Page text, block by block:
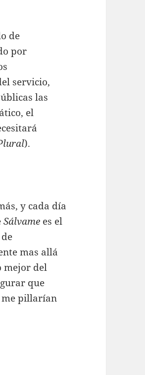
de
por
servicio,
las
el
).
y cada día
Sálvame es el
mas allá
mejor del
que
me pillarían